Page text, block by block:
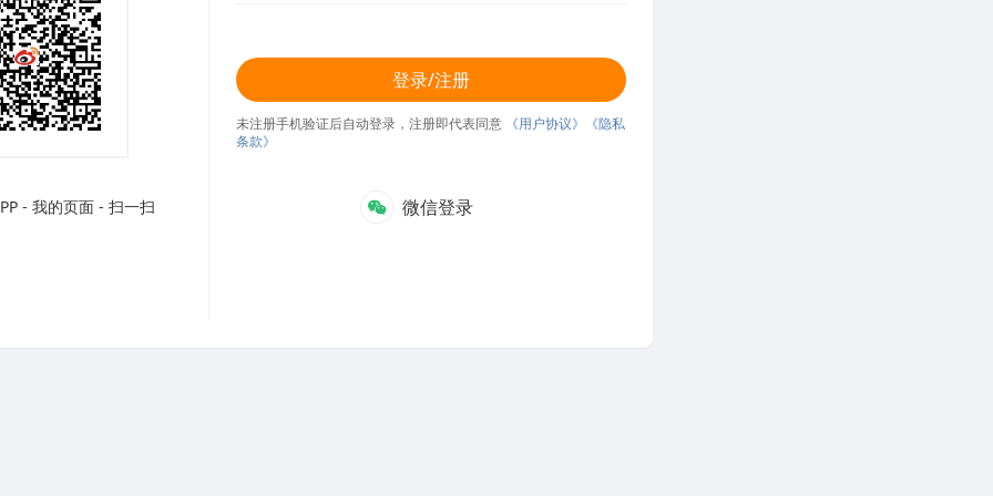
- 我的页面 - 扫一扫
登录/注册
未注册手机验证后自动登录，注册即代表同意 《用户协议》
《隐私
条款》
微信登录